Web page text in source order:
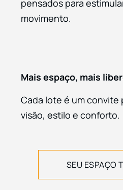
pensados para
movimento.
Mais espaço, mais
Cada lote é um convite
visão, estilo e conforto.
SEU ESPAÇO